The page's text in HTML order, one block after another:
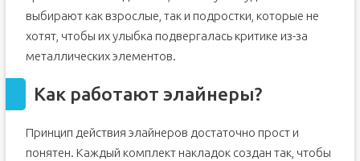
выбирают как взрослые, так и подростки, которые не
хотят, чтобы их улыбка подвергалась критике из-за
металлических элементов.
Как работают элайнеры?
Принцип действия элайнеров достаточно прост и
понятен. Каждый комплект накладок создан так, чтобы